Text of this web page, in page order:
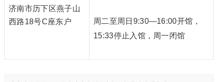
济南市历下区燕子山
西路18号C座东户
周二至周日9:30—16:00开馆，
15:33停止入馆，周一闭馆